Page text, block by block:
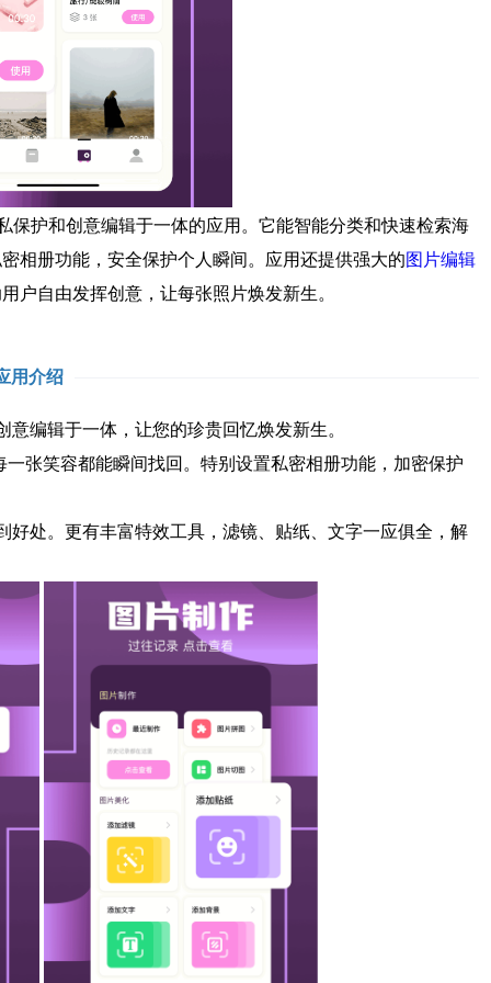
护和创意编辑于一体的应用。它能智能分类和快速检索海
相册功能，安全保护个人瞬间。应用还提供强大的图片编辑
户自由发挥创意，让每张照片焕发新生。
用介绍
辑于一体，让您的珍贵回忆焕发新生。
笑容都能瞬间找回。特别设置私密相册功能，加密保护
。更有丰富特效工具，滤镜、贴纸、文字一应俱全，解